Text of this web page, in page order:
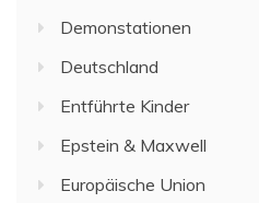
Demonstationen
Deutschland
Entführte Kinder
Epstein & Maxwell
Europäische Union